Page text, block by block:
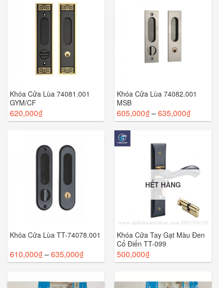
Khóa Cửa Lùa 74081.001
GYM/CF
620,000₫
Khóa Cửa Lùa 74082.001
MSB
605,000₫–635,000₫
Khóa Cửa Lùa TT-74078.001
610,000₫–635,000₫
HẾT HÀNG
Khóa Cửa Tay Gạt Màu Đen
Cổ Điển TT-099
500,000₫